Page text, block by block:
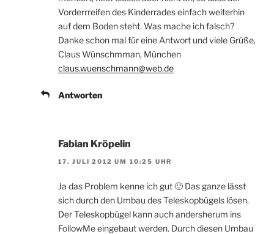
Vorderrreifen des Kinderrades einfach weiterhin
auf dem Boden steht. Was mache ich falsch?
Danke schon mal für eine Antwort und viele Grüße,
Claus Wünschmman, München
claus.wuenschmann@web.de
Antworten
Fabian Kröpelin
17. JULI 2012 UM 10:25 UHR
Ja das Problem kenne ich gut 🙂 Das ganze lässt
sich durch den Umbau des Teleskopbügels lösen.
Der Teleskopbügel kann auch andersherum ins
FollowMe eingebaut werden. Durch diesen Umbau